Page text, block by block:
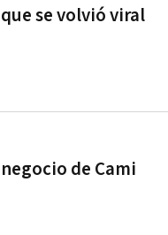
se volvió viral
de Cami